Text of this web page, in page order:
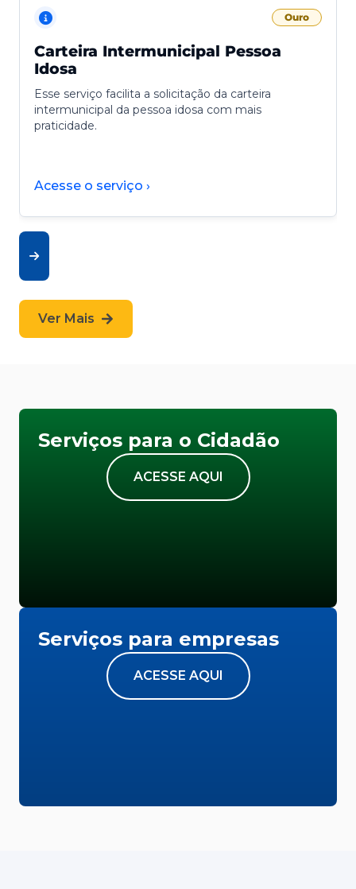
Ouro
Carteira Intermunicipal Pessoa
Idosa
Esse serviço facilita a solicitação da carteira
intermunicipal da pessoa idosa com mais
praticidade.
Acesse o serviço ›
Ver Mais
Serviços para o Cidadão
ACESSE AQUI
Serviços para empresas
ACESSE AQUI